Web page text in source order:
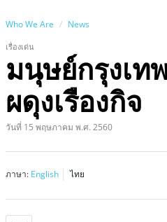
Who We Are News
เรื่องเด่น
มนุษย์กรุงเท
ผดุงเรืองกิจ
วันที่ 15 พฤษภาคม พ.ศ. 2560
ภาษา: English ไทย